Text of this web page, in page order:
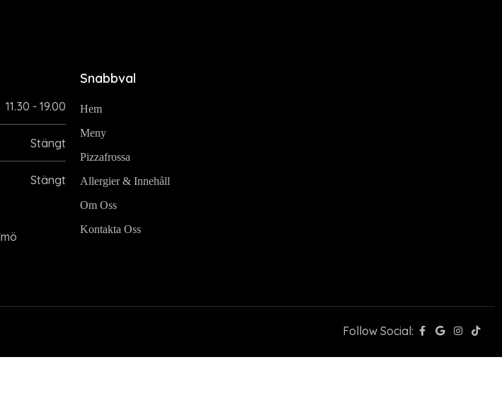
11.30 - 19.00
Stängt
Stängt
Snabbval
Hem
Meny
Pizzafrossa
Allergier & Innehåll
Om Oss
Kontakta Oss
Follow Social: